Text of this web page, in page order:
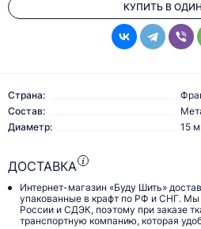
КУПИТЬ В
Страна:
Состав:
Диаметр:
15
ДОСТАВКА
Интернет-магазин «Буду Шить»
упакованные в крафт по РФ и СНГ.
России и СДЭК, поэтому при заказе
транспортную компанию, которая